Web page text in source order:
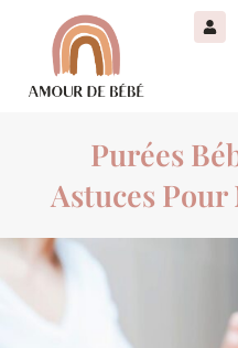
Purées
Astuces Pour